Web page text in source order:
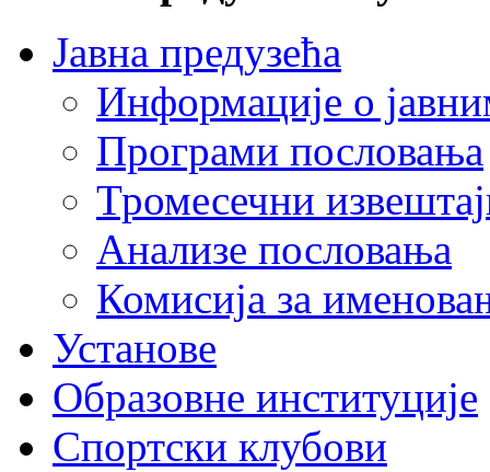
Јавна предузећа
Информације о
Програми пословања
Тромесечни
Анализе пословања
Комисија за
Установе
Образовне институције
Спортски клубови